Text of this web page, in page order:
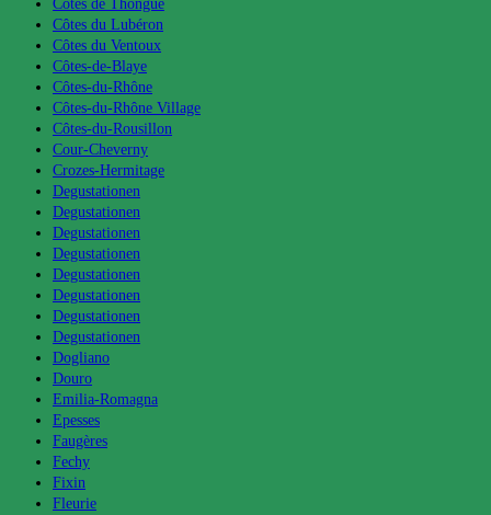
Côtes de Thongue
Côtes du Lubéron
Côtes du Ventoux
Côtes-de-Blaye
Côtes-du-Rhône
Côtes-du-Rhône Village
Côtes-du-Rousillon
Cour-Cheverny
Crozes-Hermitage
Degustationen
Degustationen
Degustationen
Degustationen
Degustationen
Degustationen
Degustationen
Degustationen
Dogliano
Douro
Emilia-Romagna
Epesses
Faugères
Fechy
Fixin
Fleurie